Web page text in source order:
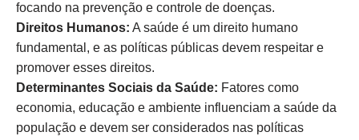
focando na prevenção e controle de doenças.
Direitos Humanos: A saúde é um direito humano
fundamental, e as políticas públicas devem respeitar e
promover esses direitos.
Determinantes Sociais da Saúde: Fatores como
economia, educação e ambiente influenciam a saúde da
população e devem ser considerados nas políticas